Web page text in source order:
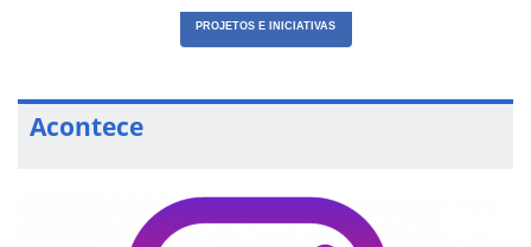
PROJETOS E INICIATIVAS
Acontece